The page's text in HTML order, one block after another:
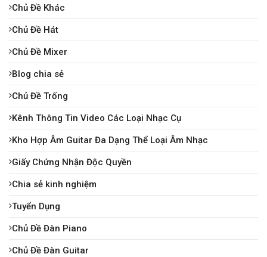
Chủ Đề Khác
Chủ Đề Hát
Chủ Đề Mixer
Blog chia sẻ
Chủ Đề Trống
Kênh Thông Tin Video Các Loại Nhạc Cụ
Kho Hợp Âm Guitar Đa Dạng Thể Loại Âm Nhạc
Giấy Chứng Nhận Độc Quyền
Chia sẻ kinh nghiệm
Tuyển Dụng
Chủ Đề Đàn Piano
Chủ Đề Đàn Guitar